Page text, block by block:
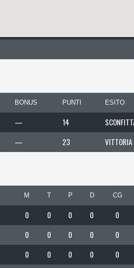
BONUS PUNTI ESITO
— 14
— 23 VITTORIA
M T P D CG
0 0 0 0 0
0 0 0 0 0
0 0 0 0 0